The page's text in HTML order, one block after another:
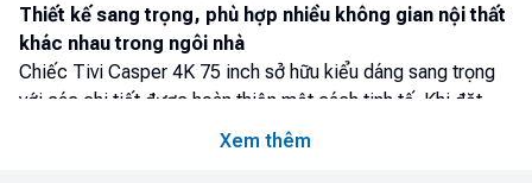
Thiết kế sang trọng, phù hợp nhiều không gian nội thất
khác nhau trong ngôi nhà
Chiếc Tivi Casper 4K 75 inch sở hữu kiểu dáng sang trọng
với các chi tiết được hoàn thiện một cách tinh tế. Khi đặt
chiếc Tivi trên ở bất kỳ không gian phòng nào, bạn và cả gia
Xem thêm